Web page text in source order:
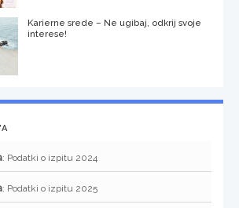
Karierne srede – Ne ugibaj, odkrij svoje
interese!
: Podatki o izpitu 2024
: Podatki o izpitu 2025